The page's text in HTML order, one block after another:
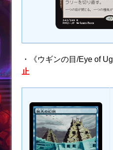
・《ウギンの目/Eye of
止